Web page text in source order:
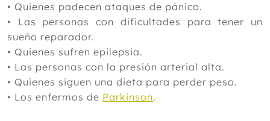
• Quienes padecen ataques de pánico.
•
Las personas con dificultades para tener un
sueño reparador.
• Quienes sufren epilepsia.
• Las personas con la presión arterial alta.
• Quienes siguen una dieta para perder peso.
• Los enfermos de Parkinson.